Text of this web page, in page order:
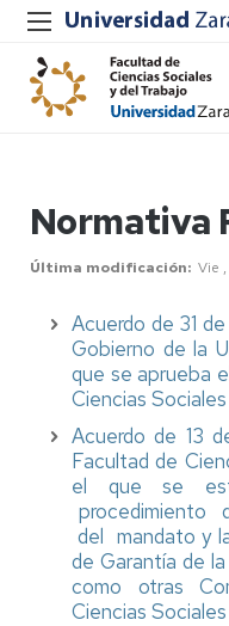
Normativa
Última modificación Vie
Acuerdo de 31
Gobierno de la
que se aprueba
Ciencias
Acuerdo de 13
Facultad de
el que se
procedimiento
del mandato y
de Garantía de
como otras
Ciencias